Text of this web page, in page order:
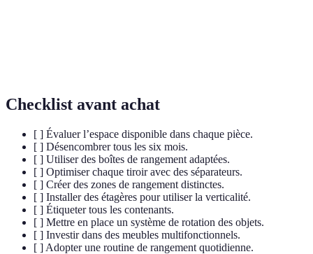
Checklist avant achat
[ ] Évaluer l’espace disponible dans chaque pièce.
[ ] Désencombrer tous les six mois.
[ ] Utiliser des boîtes de rangement adaptées.
[ ] Optimiser chaque tiroir avec des séparateurs.
[ ] Créer des zones de rangement distinctes.
[ ] Installer des étagères pour utiliser la verticalité.
[ ] Étiqueter tous les contenants.
[ ] Mettre en place un système de rotation des objets.
[ ] Investir dans des meubles multifonctionnels.
[ ] Adopter une routine de rangement quotidienne.